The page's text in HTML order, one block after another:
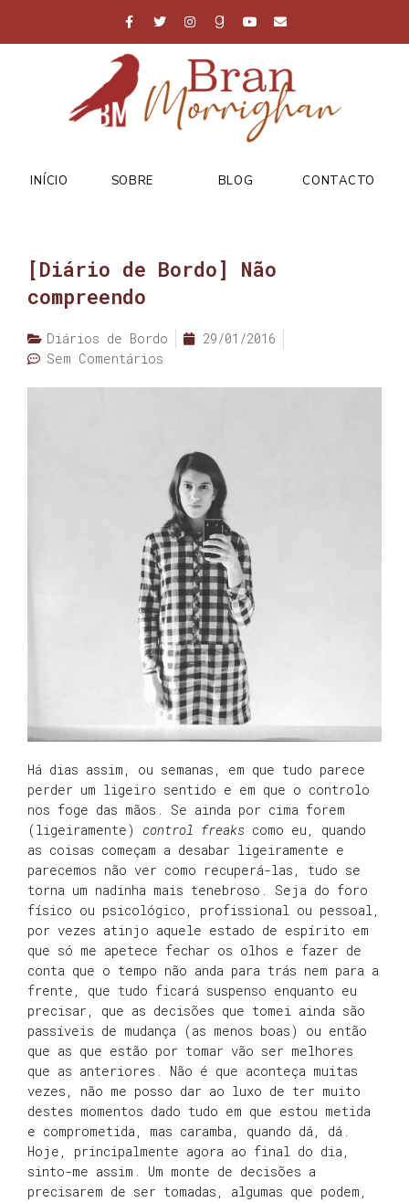
INÍCIO SOBRE BLOG CONTACTO
[Diário de Bordo] Não
compreendo
Diários de Bordo
29/01/2016
Sem Comentários
Há dias assim, ou semanas, em que tudo parece
perder um ligeiro sentido e em que o controlo
nos foge das mãos. Se ainda por cima forem
(ligeiramente) control freaks como eu, quando
as coisas começam a desabar ligeiramente e
parecemos não ver como recuperá-las, tudo se
torna um nadinha mais tenebroso. Seja do foro
físico ou psicológico, profissional ou pessoal,
por vezes atinjo aquele estado de espírito em
que só me apetece fechar os olhos e fazer de
conta que o tempo não anda para trás nem para a
frente, que tudo ficará suspenso enquanto eu
precisar, que as decisões que tomei ainda são
passíveis de mudança (as menos boas) ou então
que as que estão por tomar vão ser melhores
que as anteriores. Não é que aconteça muitas
vezes, não me posso dar ao luxo de ter muito
destes momentos dado tudo em que estou metida
e comprometida, mas caramba, quando dá, dá.
Hoje, principalmente agora ao final do dia,
sinto-me assim. Um monte de decisões a
precisarem de ser tomadas, algumas que podem,